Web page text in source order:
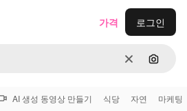
지우기이미지
가격 로그인
AI 생성 동영상 만들기 식당 자연 마케팅